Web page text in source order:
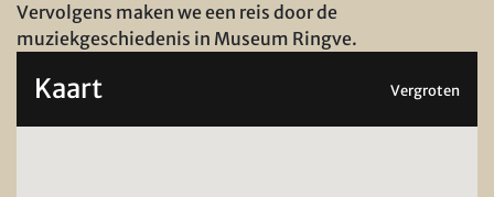
Vervolgens maken we een reis door de
muziekgeschiedenis in Museum Ringve.
Kaart Vergroten